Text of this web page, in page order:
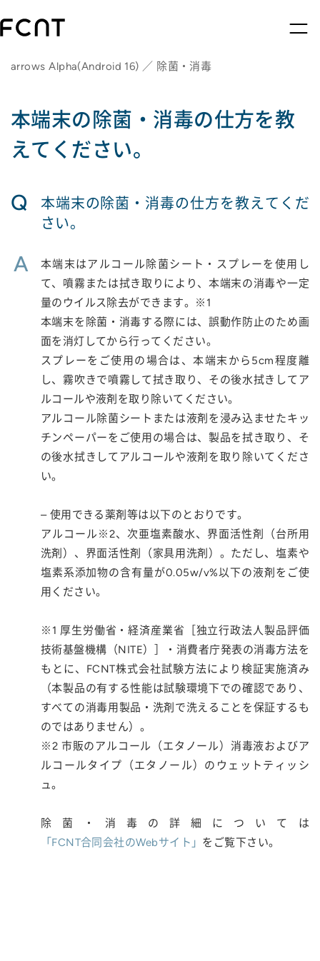
arrows Alpha(Android 16) ／ 除菌・消毒
本端末の除菌・消毒の仕方を教
えてください。
Q
本端末の除菌・消毒の仕方を教えてくだ
さい。
A
本端末はアルコール除菌シート・スプレーを使用し
て、噴霧または拭き取りにより、本端末の消毒や一定
量のウイルス除去ができます。※1
本端末を除菌・消毒する際には、誤動作防止のため画
面を消灯してから行ってください。
スプレーをご使用の場合は、本端末から5cm程度離
し、霧吹きで噴霧して拭き取り、その後水拭きしてア
ルコールや液剤を取り除いてください。
アルコール除菌シートまたは液剤を浸み込ませたキッ
チンペーパーをご使用の場合は、製品を拭き取り、そ
の後水拭きしてアルコールや液剤を取り除いてくださ
い。
– 使用できる薬剤等は以下のとおりです。
アルコール※2、次亜塩素酸水、界面活性剤（台所用
洗剤）、界面活性剤（家具用洗剤）。ただし、塩素や
塩素系添加物の含有量が0.05w/v%以下の液剤をご使
用ください。
※1 厚生労働省・経済産業省［独立行政法人製品評価
技術基盤機構（NITE）］・消費者庁発表の消毒方法を
もとに、FCNT株式会社試験方法により検証実施済み
（本製品の有する性能は試験環境下での確認であり、
すべての消毒用製品・洗剤で洗えることを保証するも
のではありません）。
※2 市販のアルコール（エタノール）消毒液およびア
ルコールタイプ（エタノール）のウェットティッシ
ュ。
除菌・消毒の詳細については
「FCNT合同会社のWebサイト」 をご覧下さい。